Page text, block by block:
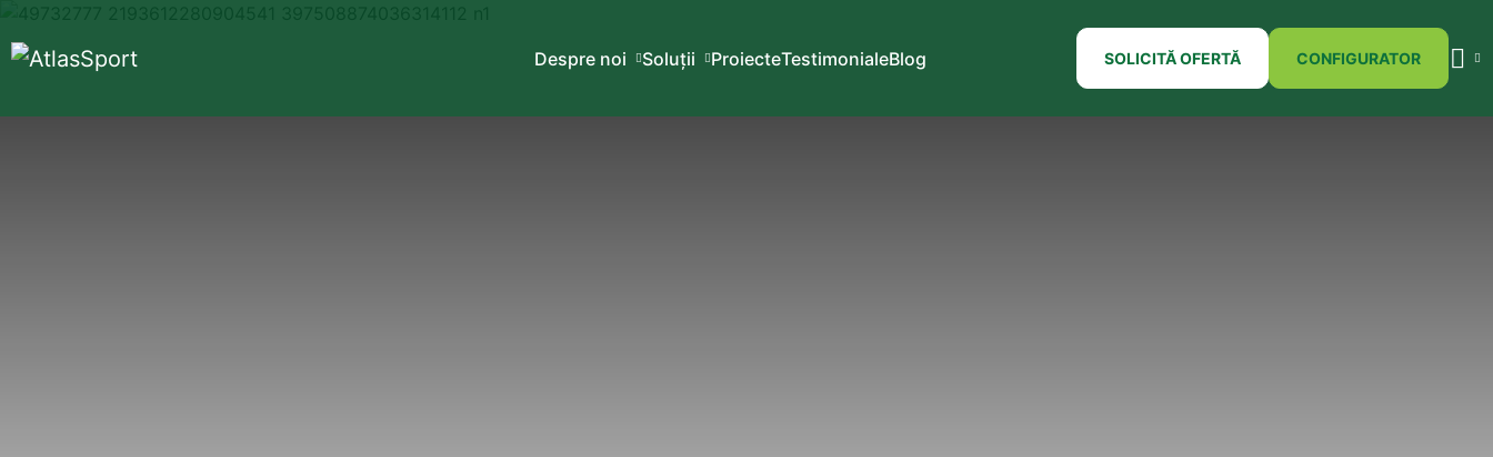
Despre noi Soluții ProiecteTestimonialeBlog SOLICITĂ OFERTĂ CONFIGURATOR